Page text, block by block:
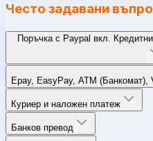
Често задавани
Поръчка с Paypal вкл.
Epay, EasyPay, ATM (Банкомат),
Куриер и наложен платеж
Банков превод